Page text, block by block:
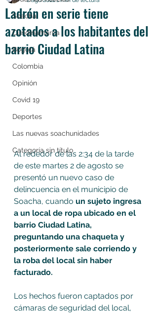
Soacha
Cundinamarca
Bogotá
Colombia
Opinión
Covid 19
Deportes
Las nuevas soachunidades
Categoría sin título
Ladrón en serie tiene
azotados a los habitantes del
barrio Ciudad Latina
Al rededor de las 2:34 de la tarde
de este martes 2 de agosto se
presentó un nuevo caso de
delincuencia en el municipio de
Soacha, cuando un sujeto ingresa
a un local de ropa ubicado en el
barrio Ciudad Latina,
preguntando una chaqueta y
posteriormente sale corriendo y
la roba del local sin haber
facturado.
Los hechos fueron captados por
cámaras de seguridad del local,